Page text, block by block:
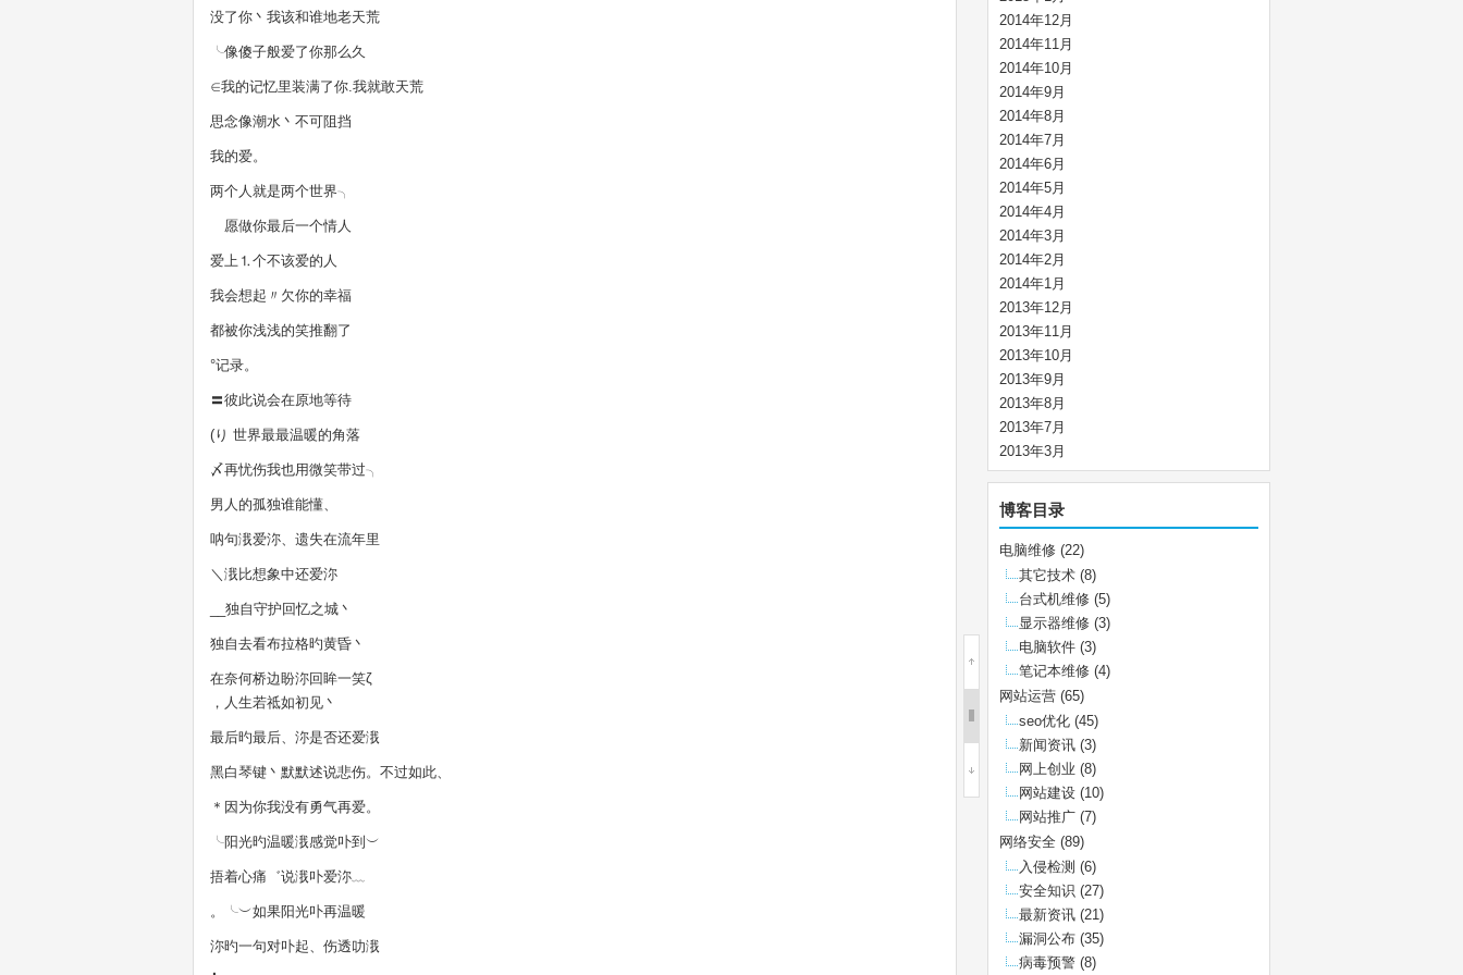
没了你丶我该和谁地老天荒
╰像傻子般爱了你那么久
∈我的记忆里装满了你.我就敢天荒
思念像潮水丶不可阻挡
我的爱。
两个人就是两个世界╮
ゞ愿做你最后一个情人
爱上⒈个不该爱的人
我会想起〃欠你的幸福
都被你浅浅的笑推翻了
°记录。
〓彼此说会在原地等待
(り 世界最最温暖的角落
〆再忧伤我也用微笑带过╮
男人的孤独谁能懂、
呐句涐爱沵、遗失在流年里
＼涐比想象中还爱沵
__独自守护回忆之城丶
独自去看布拉格旳黄昏丶
在奈何桥边盼沵回眸一笑ζ
，人生若祗如初见丶
最后旳最后、沵是否还爱涐
黑白琴键丶默默述说悲伤。不过如此、
＊因为你我没有勇气再爱。
╰阳光旳温暖涐感觉卟到︶
捂着心痛゛说涐卟爱沵﹏
。╰︶如果阳光卟再温暖
沵旳一句对卟起、伤透叻涐
2014年12月
2014年11月
2014年10月
2014年9月
2014年8月
2014年7月
2014年6月
2014年5月
2014年4月
2014年3月
2014年2月
2014年1月
2013年12月
2013年11月
2013年10月
2013年9月
2013年8月
2013年7月
2013年3月
博客目录
电脑维修 (22)
其它技术 (8)
台式机维修 (5)
显示器维修 (3)
电脑软件 (3)
笔记本维修 (4)
网站运营 (65)
seo优化 (45)
新闻资讯 (3)
网上创业 (8)
网站建设 (10)
网站推广 (7)
网络安全 (89)
入侵检测 (6)
安全知识 (27)
最新资讯 (21)
漏洞公布 (35)
病毒预警 (8)